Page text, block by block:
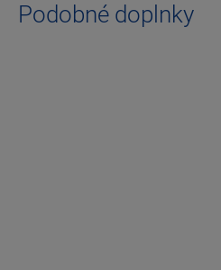
Podobné doplnky